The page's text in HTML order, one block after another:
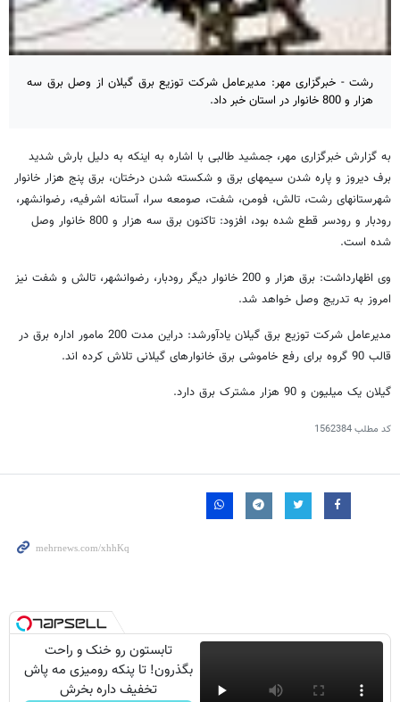
رشت - خبرگزاری مهر: مدیرعامل شرکت توزیع برق گیلان از وصل برق سه
هزار و 800 خانوار در استان خبر داد.
به گزارش خبرگزاری مهر، جمشید طالبی با اشاره به اینکه به دلیل بارش شدید
برف دیروز و پاره شدن سیمهای برق و شکسته شدن درختان، برق پنج هزار خانوار
شهرستانهای رشت، تالش، فومن، شفت، صومعه سرا، آستانه اشرفیه، رضوانشهر،
رودبار و رودسر قطع شده بود، افزود: تاکنون برق سه هزار و 800 خانوار وصل
شده است.
وی اظهارداشت: برق هزار و 200 خانوار دیگر رودبار، رضوانشهر، تالش و شفت نیز
امروز به تدریج وصل خواهد شد.
مدیرعامل شرکت توزیع برق گیلان یادآورشد: دراین مدت 200 مامور اداره برق در
قالب 90 گروه برای رفع خاموشی برق خانوارهای گیلانی تلاش کرده اند.
گیلان یک میلیون و 90 هزار مشترک برق دارد.
کد مطلب1562384
تابستون رو خنک و راحت
بگذرون! تا پنکه رومیزی مه پاش
تخفیف داره بخرش